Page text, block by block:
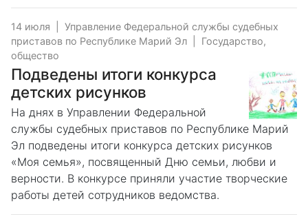
14 июля
Управление Федеральной службы судебных
приставов по Республике Марий Эл
Государство,
общество
Подведены итоги конкурса
детских рисунков
На днях в Управлении Федеральной
службы судебных приставов по Республике Марий
Эл подведены итоги конкурса детских рисунков
«Моя семья», посвященный Дню семьи, любви и
верности. В конкурсе приняли участие творческие
работы детей сотрудников ведомства.